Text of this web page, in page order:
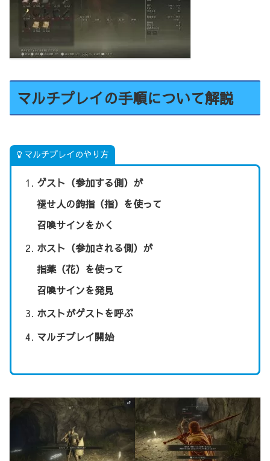
マルチプレイの手順について解説
マルチプレイのやり方
ゲスト（参加する側）が
褪せ人の鉤指（指）を使って
召喚サインをかく
ホスト（参加される側）が
指薬（花）を使って
召喚サインを発見
ホストがゲストを呼ぶ
マルチプレイ開始